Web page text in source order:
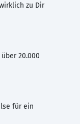
zu Dir
20.000
für ein